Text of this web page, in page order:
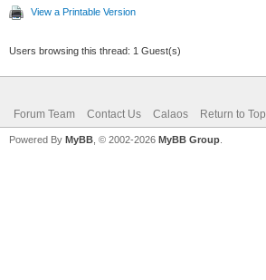
View a Printable Version
Users browsing this thread: 1 Guest(s)
Forum Team Contact Us Calaos Return to Top
Powered By MyBB , © 2002-2026 MyBB Group